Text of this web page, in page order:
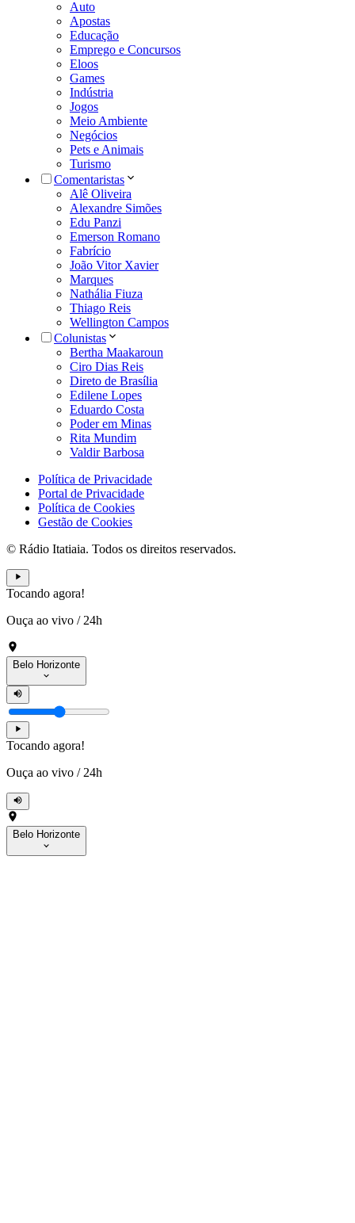
Auto
Apostas
Educação
Emprego e Concursos
Eloos
Games
Indústria
Jogos
Meio Ambiente
Negócios
Pets e Animais
Turismo
Comentaristas
Alê Oliveira
Alexandre Simões
Edu Panzi
Emerson Romano
Fabrício
João Vitor Xavier
Marques
Nathália Fiuza
Thiago Reis
Wellington Campos
Colunistas
Bertha Maakaroun
Ciro Dias Reis
Direto de Brasília
Edilene Lopes
Eduardo Costa
Poder em Minas
Rita Mundim
Valdir Barbosa
Política de Privacidade
Portal de Privacidade
Política de Cookies
Gestão de Cookies
© Rádio Itatiaia. Todos os direitos reservados.
Tocando agora!
Ouça ao vivo / 24h
Belo Horizonte
Tocando agora!
Ouça ao vivo / 24h
Belo Horizonte